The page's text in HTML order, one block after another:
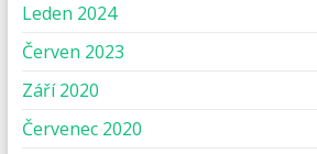
Leden 2024
Červen 2023
Září 2020
Červenec 2020